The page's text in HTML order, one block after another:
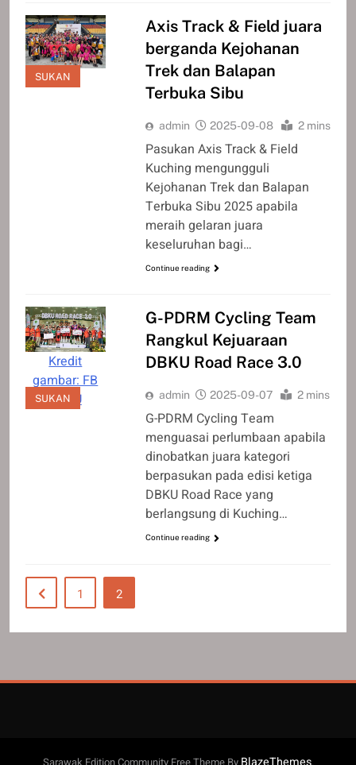
test
SUKAN
Axis Track & Field juara
berganda Kejohanan
Trek dan Balapan
Terbuka Sibu
admin 2025-09-08 2 mins
Pasukan Axis Track & Field
Kuching mengungguli
Kejohanan Trek dan Balapan
Terbuka Sibu 2025 apabila
meraih gelaran juara
keseluruhan bagi…
Continue reading
Kredit
gambar: FB
DBKU
SUKAN
G-PDRM Cycling Team
Rangkul Kejuaraan
DBKU Road Race 3.0
admin 2025-09-07 2 mins
G-PDRM Cycling Team
menguasai perlumbaan apabila
dinobatkan juara kategori
berpasukan pada edisi ketiga
DBKU Road Race yang
berlangsung di Kuching…
Continue reading
1 2